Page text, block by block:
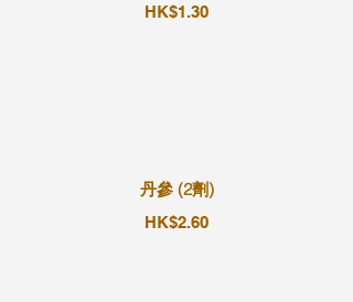
HK$1.30
丹參 (2劑)
HK$2.60